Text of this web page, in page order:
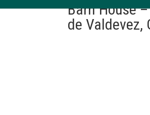
Barn House
de Valdevez,